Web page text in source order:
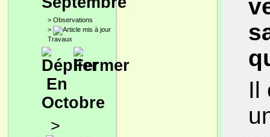
> Observations
>
Travaux
En
Octobre
>
Il